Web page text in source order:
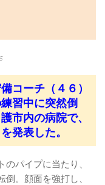
コーチ（４６）
習中に突然倒
市内の病院で、
発表した。
パイプに当たり、
。顔面を強打し、